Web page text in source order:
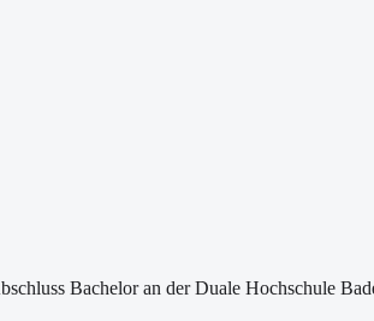
Bachelor an der Duale Hochschule